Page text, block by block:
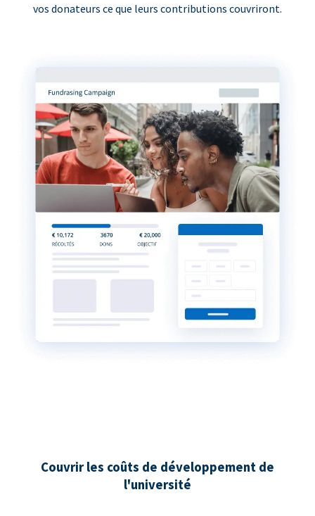
vos donateurs ce que leurs contributions couvriront.
Couvrir les coûts de développement de
l'université